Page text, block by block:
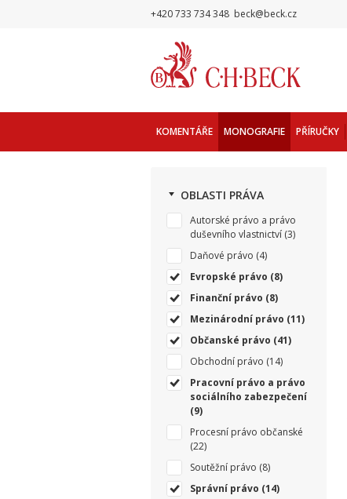
+420 733 734 348 beck@beck.cz
KOMENTÁŘE MONOGRAFIE PŘÍRUČKY
OBLASTI PRÁVA
Autorské právo a právo
duševního vlastnictví (3)
Daňové právo (4)
Evropské právo (8)
Finanční právo (8)
Mezinárodní právo (11)
Občanské právo (41)
Obchodní právo (14)
Pracovní právo a právo
sociálního zabezpečení
(9)
Procesní právo občanské
(22)
Soutěžní právo (8)
Správní právo (14)